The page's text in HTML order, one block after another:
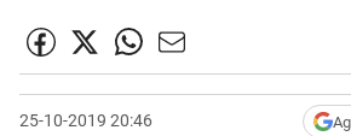
25-10-2019 20:46